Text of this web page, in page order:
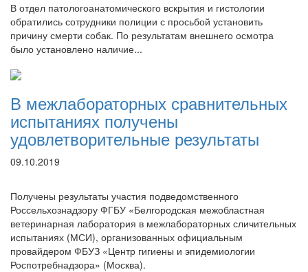
В отдел патологоанатомического вскрытия и гистологии
обратились сотрудники полиции с просьбой установить
причину смерти собак. По результатам внешнего осмотра
было установлено наличие...
В межлабораторных сравнительных
испытаниях получены
удовлетворительные результаты
09.10.2019
Получены результаты участия подведомственного
Россельхознадзору ФГБУ «Белгородская межобластная
ветеринарная лаборатория в межлабораторных сличительных
испытаниях (МСИ), организованных официальным
провайдером ФБУЗ «Центр гигиены и эпидемиологии
Роспотребнадзора» (Москва).